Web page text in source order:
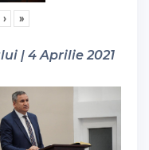
› »
| 4 Aprilie 2021